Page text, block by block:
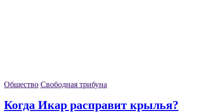
Общество Свободная трибуна
Когда Икар расправит крылья?